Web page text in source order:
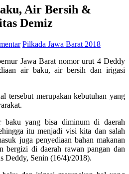
Air Bersih &
Demiz
Pilkada Jawa Barat 2018
Jawa Barat nomor urut 4 Deddy
air baku, air bersih dan irigasi
tersebut merupakan kebutuhan yang
baku yang bisa diminum di daerah
itu menjadi visi kita dan salah
juga penyediaan bahan makanan
bergizi di daerah rawan pangan dan
Deddy, Senin (16/4)/2018).